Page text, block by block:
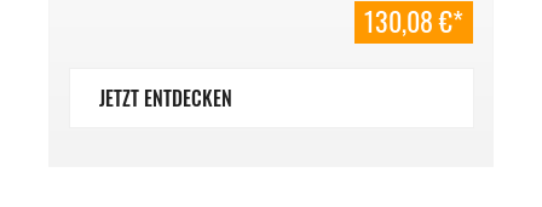
130,08 €*
JETZT ENTDECKEN